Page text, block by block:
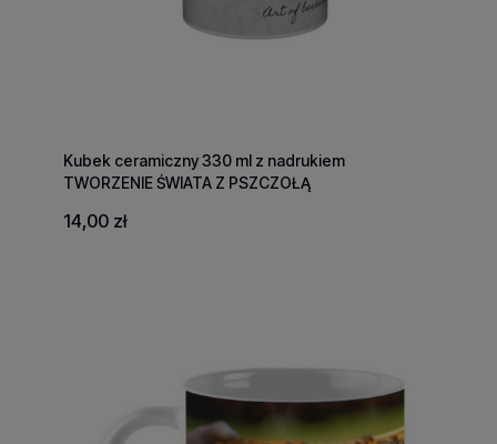
Kubek ceramiczny 330 ml z nadrukiem
TWORZENIE ŚWIATA Z PSZCZOŁĄ
14,00 zł